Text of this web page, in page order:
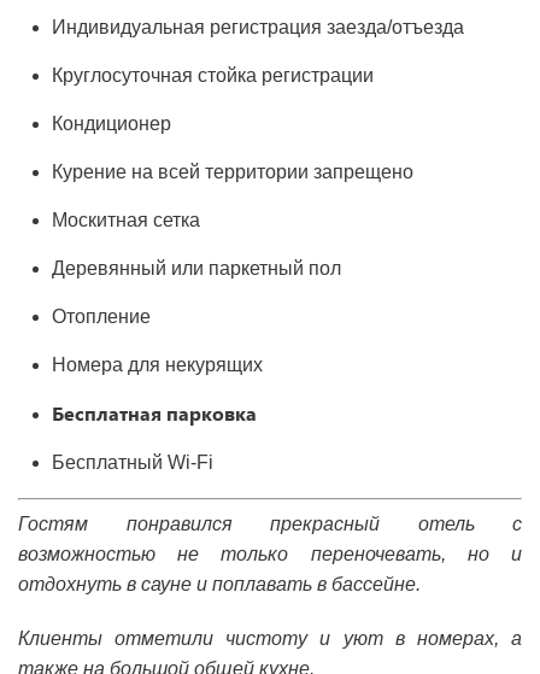
Индивидуальная регистрация заезда/отъезда
Круглосуточная стойка регистрации
Кондиционер
Курение на всей территории запрещено
Москитная сетка
Деревянный или паркетный пол
Отопление
Номера для некурящих
Бесплатная парковка
Бесплатный Wi-Fі
Гостям понравился прекрасный отель с
возможностью не только переночевать, но и
отдохнуть в сауне и поплавать в бассейне.
Клиенты отметили чистоту и уют в номерах, а
также на большой общей кухне.